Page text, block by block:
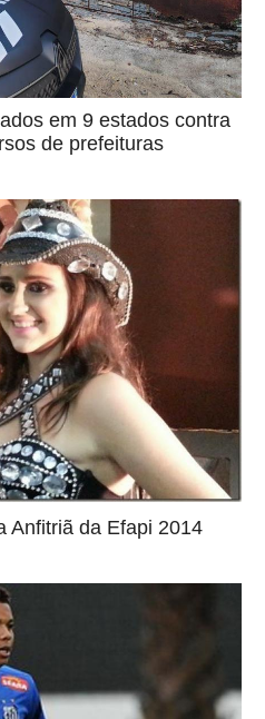
em 9 estados contra
de prefeituras
Anfitriã da Efapi 2014